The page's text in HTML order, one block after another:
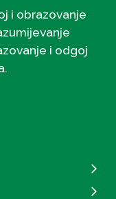
i obrazovanje
i odgoj